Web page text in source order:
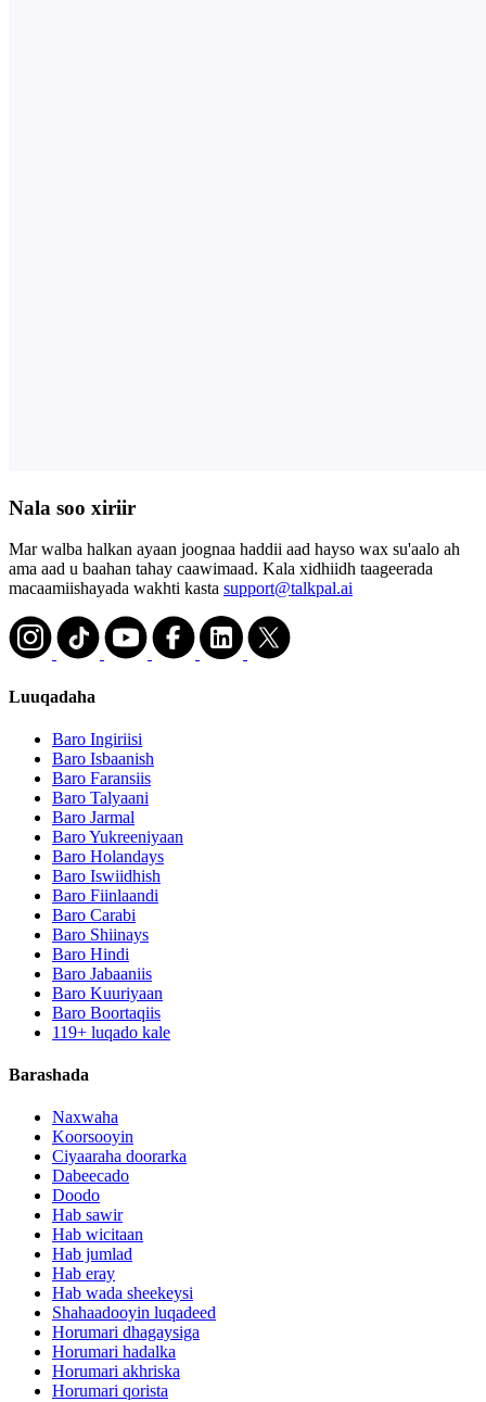
Nala soo xiriir
Mar walba halkan ayaan joognaa haddii aad hayso wax su'aalo ah
ama aad u baahan tahay caawimaad. Kala xidhiidh taageerada
macaamiishayada wakhti kasta support@talkpal.ai
Luuqadaha
Baro Ingiriisi
Baro Isbaanish
Baro Faransiis
Baro Talyaani
Baro Jarmal
Baro Yukreeniyaan
Baro Holandays
Baro Iswiidhish
Baro Fiinlaandi
Baro Carabi
Baro Shiinays
Baro Hindi
Baro Jabaaniis
Baro Kuuriyaan
Baro Boortaqiis
119+ luqado kale
Barashada
Naxwaha
Koorsooyin
Ciyaaraha doorarka
Dabeecado
Doodo
Hab sawir
Hab wicitaan
Hab jumlad
Hab eray
Hab wada sheekeysi
Shahaadooyin luqadeed
Horumari dhagaysiga
Horumari hadalka
Horumari akhriska
Horumari qorista